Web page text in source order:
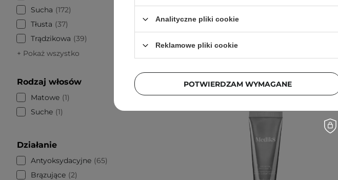
Sucha
172
Tłusta
37
Trądzikowa
39
+ Pokaż wszystko
Rodzaj włosów
Matowe 1
Suche 1
Działanie
Antyoksydacyjne
65
Brązujące 2
Analityczne pliki cookie
Reklamowe pliki cookie
POTWIERDZAM WYMAGANE